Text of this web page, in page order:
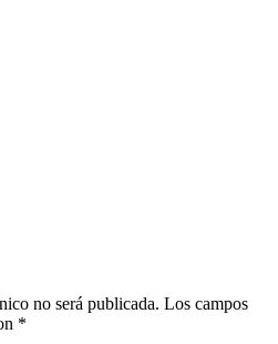
no será publicada. Los campos
*